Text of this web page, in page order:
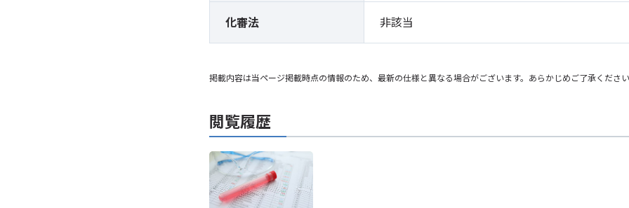
化審法 非該当
掲載内容は当ページ掲載時点の情報のため、最新の仕様と異なる場合がございます。あらかじめご了承くださ
閲覧履歴